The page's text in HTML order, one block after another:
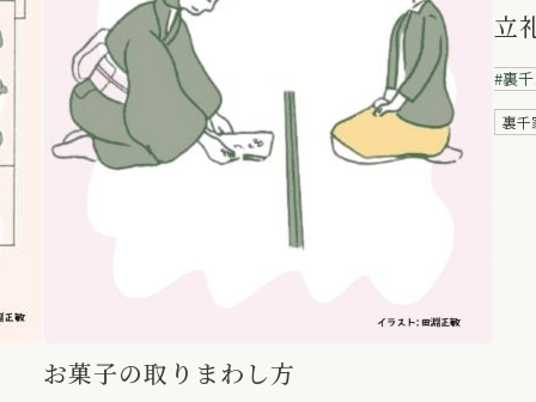
まわし方
立礼(点茶盤)①薄
裏千家オンライン茶道学 点
裏千家動画